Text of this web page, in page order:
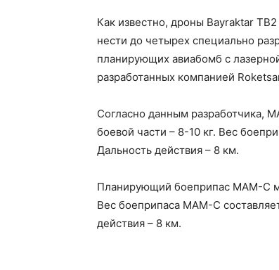
Как известно, дроны Bayraktar
нести до четырех специально
планирующих авиабомб с
разработанных компанией
Согласно данным разработчика,
боевой части – 8-10 кг. Вес
Дальность действия – 8 км.
Планирующий боеприпас MAM-С
Вес боеприпаса MAM-С
действия – 8 км.